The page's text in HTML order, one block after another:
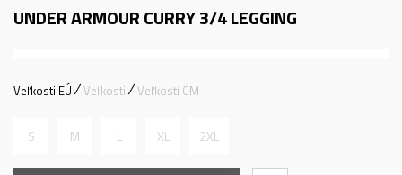
UNDER ARMOUR CURRY 3/4 LEGGING
Veľkosti EÚ Veľkosti Veľkosti CM
S M L XL 2XL